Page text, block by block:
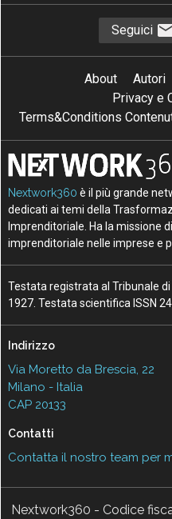
Seguici
About Autori
Privacy e
Terms&Conditions
Nextwork360 è il più grande
dedicati ai temi della
Imprenditoriale. Ha la missione
imprenditoriale nelle imprese e
Testata registrata al Tribunale
1927. Testata scientifica ISSN
Indirizzo
Via Moretto da Brescia, 22
Milano - Italia
CAP 20133
Contatti
Contatta il nostro team per
Nextwork360 - Codice